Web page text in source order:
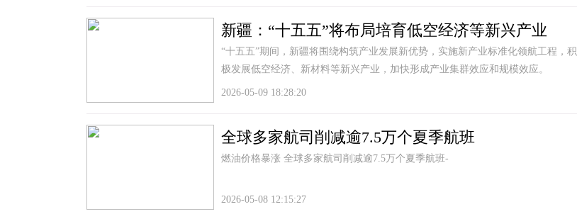
新疆：“十五五”将布局培育低空经济等新兴产业
“十五五”期间，新疆将围绕构筑产业发展新优势，实施新产业标准化领航工程，积
极发展低空经济、新材料等新兴产业，加快形成产业集群效应和规模效应。
2026-05-09 18:28:20
全球多家航司削减逾7.5万个夏季航班
燃油价格暴涨 全球多家航司削减逾7.5万个夏季航班-
2026-05-08 12:15:27